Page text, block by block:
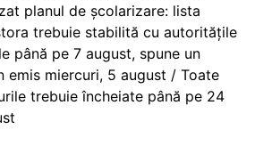
planul de școlarizare: lista
trebuie stabilită cu autoritățile
până pe 7 august, spune un
emis miercuri, 5 august / Toate
trebuie încheiate până pe 24